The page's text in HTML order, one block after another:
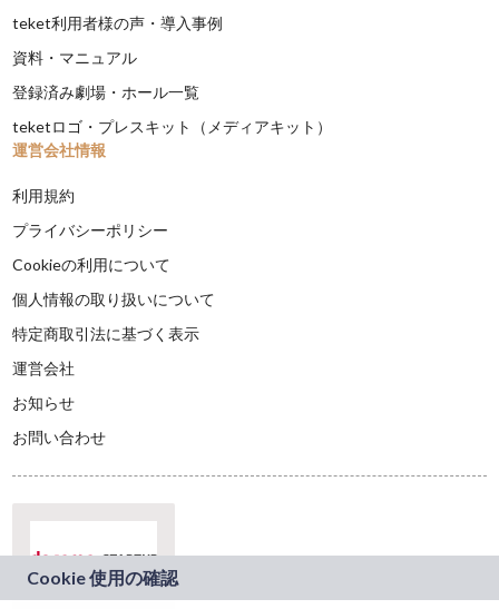
teket利用者様の声・導入事例
資料・マニュアル
登録済み劇場・ホール一覧
teketロゴ・プレスキット（メディアキット）
運営会社情報
利用規約
プライバシーポリシー
Cookieの利用について
個人情報の取り扱いについて
特定商取引法に基づく表示
運営会社
お知らせ
お問い合わせ